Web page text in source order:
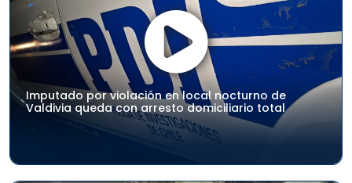
Imputado por violación en local nocturno de
Valdivia queda con arresto domiciliario total